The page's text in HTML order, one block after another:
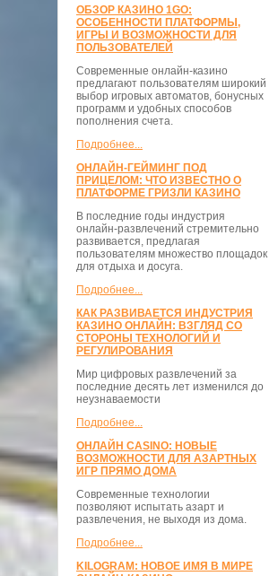
ОБЗОР КАЗИНО 1GO:
ОСОБЕННОСТИ ПЛАТФОРМЫ,
ИГРЫ И ВОЗМОЖНОСТИ ДЛЯ
ПОЛЬЗОВАТЕЛЕЙ
Современные онлайн-казино
предлагают пользователям широкий
выбор игровых автоматов, бонусных
программ и удобных способов
пополнения счета.
Подробнее...
ОНЛАЙН-ГЕЙМИНГ ПОД
ПРИЦЕЛОМ: ЧТО ИЗВЕСТНО О
ПЛАТФОРМЕ ГРИЗЛИ КАЗИНО
В последние годы индустрия
онлайн-развлечений стремительно
развивается, предлагая
пользователям множество площадок
для отдыха и досуга.
Подробнее...
КАК РАЗВИВАЕТСЯ ИНДУСТРИЯ
КАЗИНО ОНЛАЙН: ВЗГЛЯД СО
СТОРОНЫ ТЕХНОЛОГИЙ И
РЕГУЛИРОВАНИЯ
Мир цифровых развлечений за
последние десять лет изменился до
неузнаваемости
Подробнее...
ОНЛАЙН CASINO: НОВЫЕ
ВОЗМОЖНОСТИ ДЛЯ АЗАРТНЫХ
ИГР ПРЯМО ДОМА
Современные технологии
позволяют испытать азарт и
развлечения, не выходя из дома.
Подробнее...
KILOGRAM: НОВОЕ ИМЯ В МИРЕ